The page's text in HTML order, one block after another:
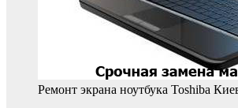
Ремонт экрана ноутбука Toshiba